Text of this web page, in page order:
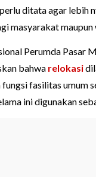
ditata agar lebih
masyarakat maupun
Perumda Pasar
bahwa relokasi
fasilitas umum
ini digunakan